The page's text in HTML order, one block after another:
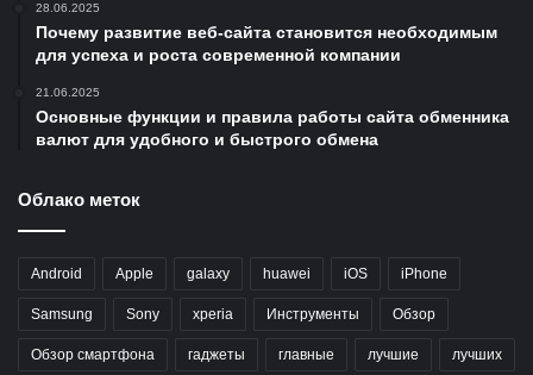
28.06.2025
Почему развитие веб-сайта становится необходимым
для успеха и роста современной компании
21.06.2025
Основные функции и правила работы сайта обменника
валют для удобного и быстрого обмена
Облако меток
Android Apple galaxy huawei iOS iPhone
Samsung Sony xperia Инструменты Обзор
Обзор смартфона гаджеты главные лучшие лучших